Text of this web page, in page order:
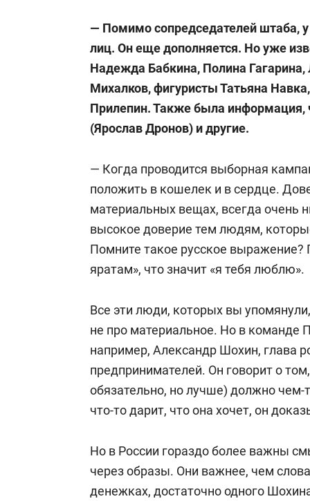
— Помимо сопредседателей штаба,
лиц. Он еще дополняется. Но уже
Надежда Бабкина, Полина
Михалков, фигуристы Татьяна
Прилепин. Также была информация,
(Ярослав Дронов) и другие.
— Когда проводится выборная
положить в кошелек и в сердце.
материальных вещах, всегда очень
высокое доверие тем людям,
Помните такое русское выражение?
яратам», что значит «я тебя люблю».
Все эти люди, которых вы
не про материальное. Но в команде
например, Александр Шохин, глава
предпринимателей. Он говорит о
обязательно, но лучше) должно
что-то дарит, что она хочет, он
Но в России гораздо более важны
через образы. Они важнее, чем
денежках, достаточно одного